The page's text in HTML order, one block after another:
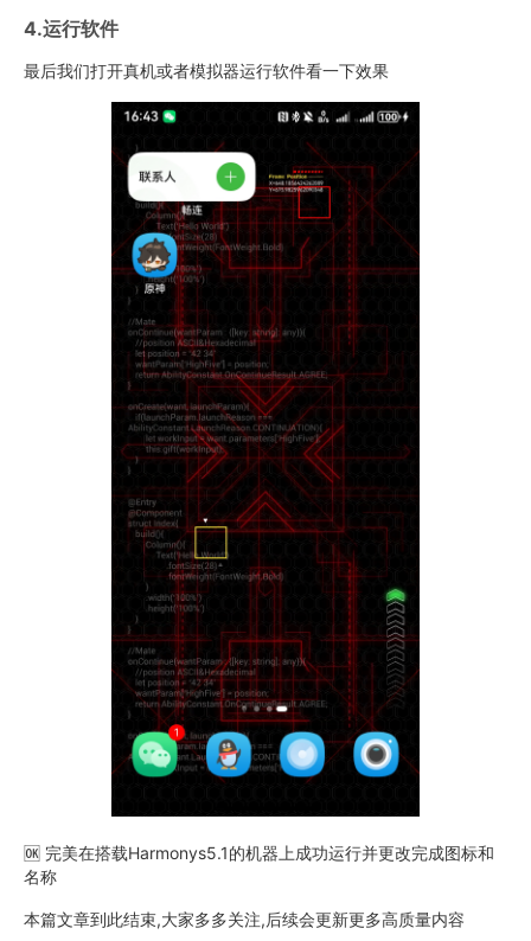
4.运行软件
最后我们打开真机或者模拟器运行软件看一下效果
🆗 完美在搭载Harmonys5.1的机器上成功运行并更改完成图标和
名称
本篇文章到此结束,大家多多关注,后续会更新更多高质量内容